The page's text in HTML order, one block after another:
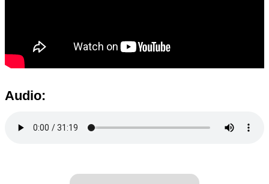
Audio: